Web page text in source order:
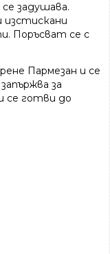
задушава.
Поръсват се с
Пармезан и се
за
се готви до